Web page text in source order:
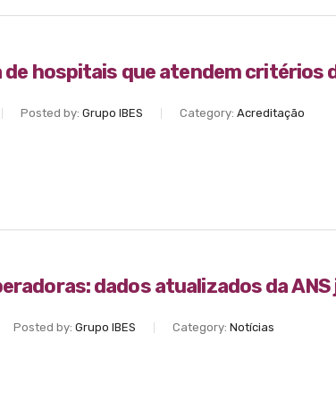
de hospitais que atendem critérios
Posted by: Grupo IBES Category: Acreditação
dados atualizados da
Posted by: Grupo IBES Category: Notícias